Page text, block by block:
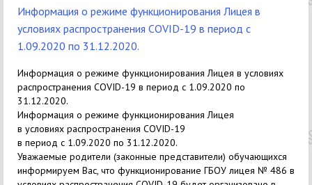
Информация о режиме функционирования Лицея в
условиях распространения COVID-19 в период с
1.09.2020 по 31.12.2020.
Информация о режиме функционирования Лицея в условиях
распространения COVID-19 в период с 1.09.2020 по
31.12.2020.
Информация о режиме функционирования Лицея
в условиях распространения COVID-19
в период с 1.09.2020 по 31.12.2020.
Уважаемые родители (законные представители) обучающихся
информируем Вас, что функционирование ГБОУ лицея № 486 в